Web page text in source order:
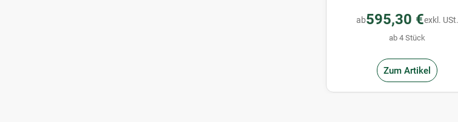
ab595,30 €exkl. USt.
ab 4 Stück
Zum Artikel